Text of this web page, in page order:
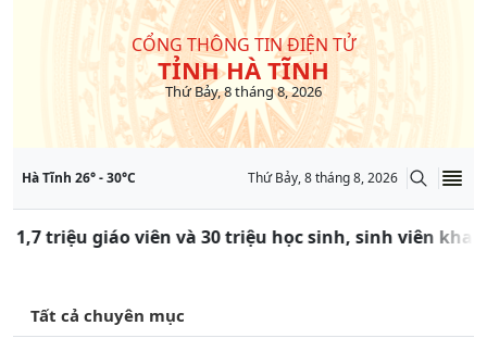
CỔNG THÔNG TIN ĐIỆN TỬ
TỈNH HÀ TĨNH
Thứ Bảy, 8 tháng 8, 2026
Hà Tĩnh 26° -30°C Thứ Bảy, 8 tháng 8, 2026
1,7 triệu giáo viên và 30 triệu học sinh, sinh viên khai
Tất cả chuyên mục